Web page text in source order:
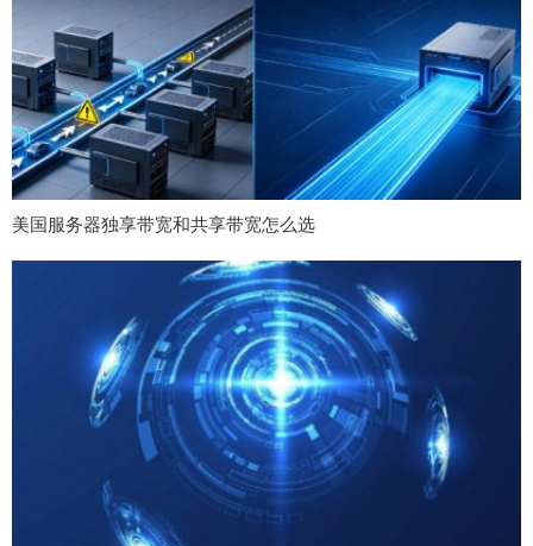
美国服务器独享带宽和共享带宽怎么选